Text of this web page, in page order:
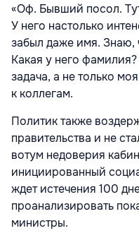
«Оф. Бывший посол.
У него настолько
забыл даже имя. Знаю,
Какая у него
задача, а не только
к коллегам.
Политик также
правительства и не
вотум недоверия
инициированный
ждет истечения 100
проанализировать
министры.